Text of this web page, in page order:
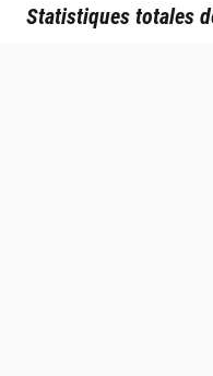
Statistiques totales